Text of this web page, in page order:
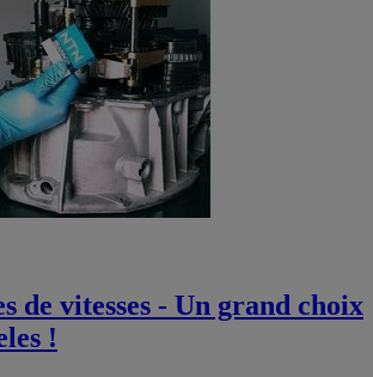
de vitesses - Un grand choix
!